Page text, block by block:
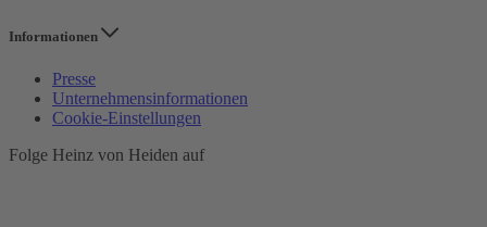
Informationen
Presse
Unternehmensinformationen
Cookie-Einstellungen
Folge Heinz von Heiden auf